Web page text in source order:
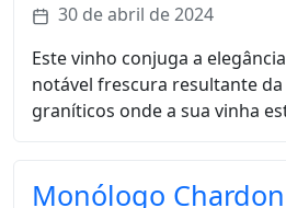
30 de abril de 2024
Este vinho conjuga a
notável frescura resultante
graníticos onde a sua vinha
Monólogo